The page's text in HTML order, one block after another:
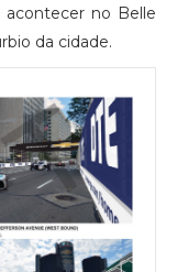
acontecer no Belle
da cidade.